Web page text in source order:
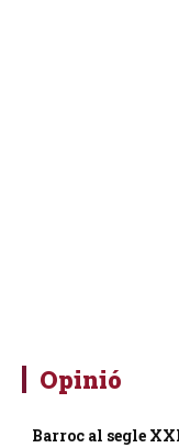
Opinió
Barroc al segle